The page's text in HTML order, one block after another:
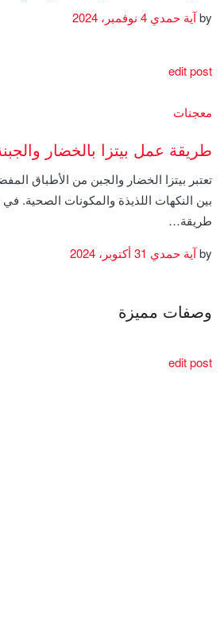
byآية حمدي
edit post
معجنات
طريقة عمل بيتزا بالخضار
تعتبر بيتزا الخضار والجبن من الأطباق
بين النكهات اللذيذة والمكونات الصحية.
طريقة…
byآية حمدي
وصفات مميزة
edit post